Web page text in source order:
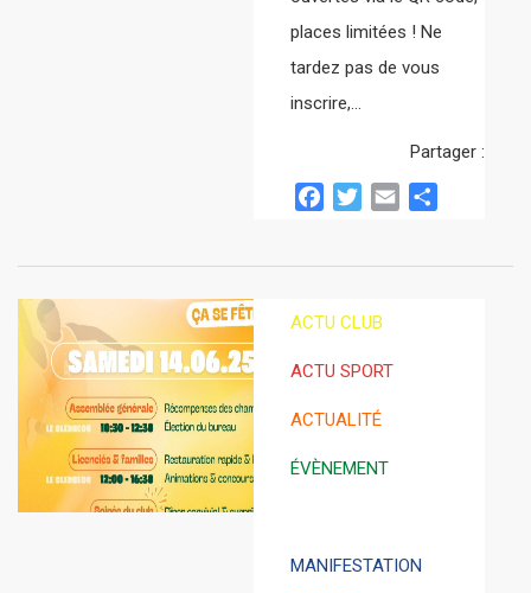
places limitées ! Ne
tardez pas de vous
inscrire,…
Partager :
FacebookTwitterEmail
ACTU CLUB
ACTU SPORT
ACTUALITÉ
ÉVÈNEMENT
MANIFESTATION